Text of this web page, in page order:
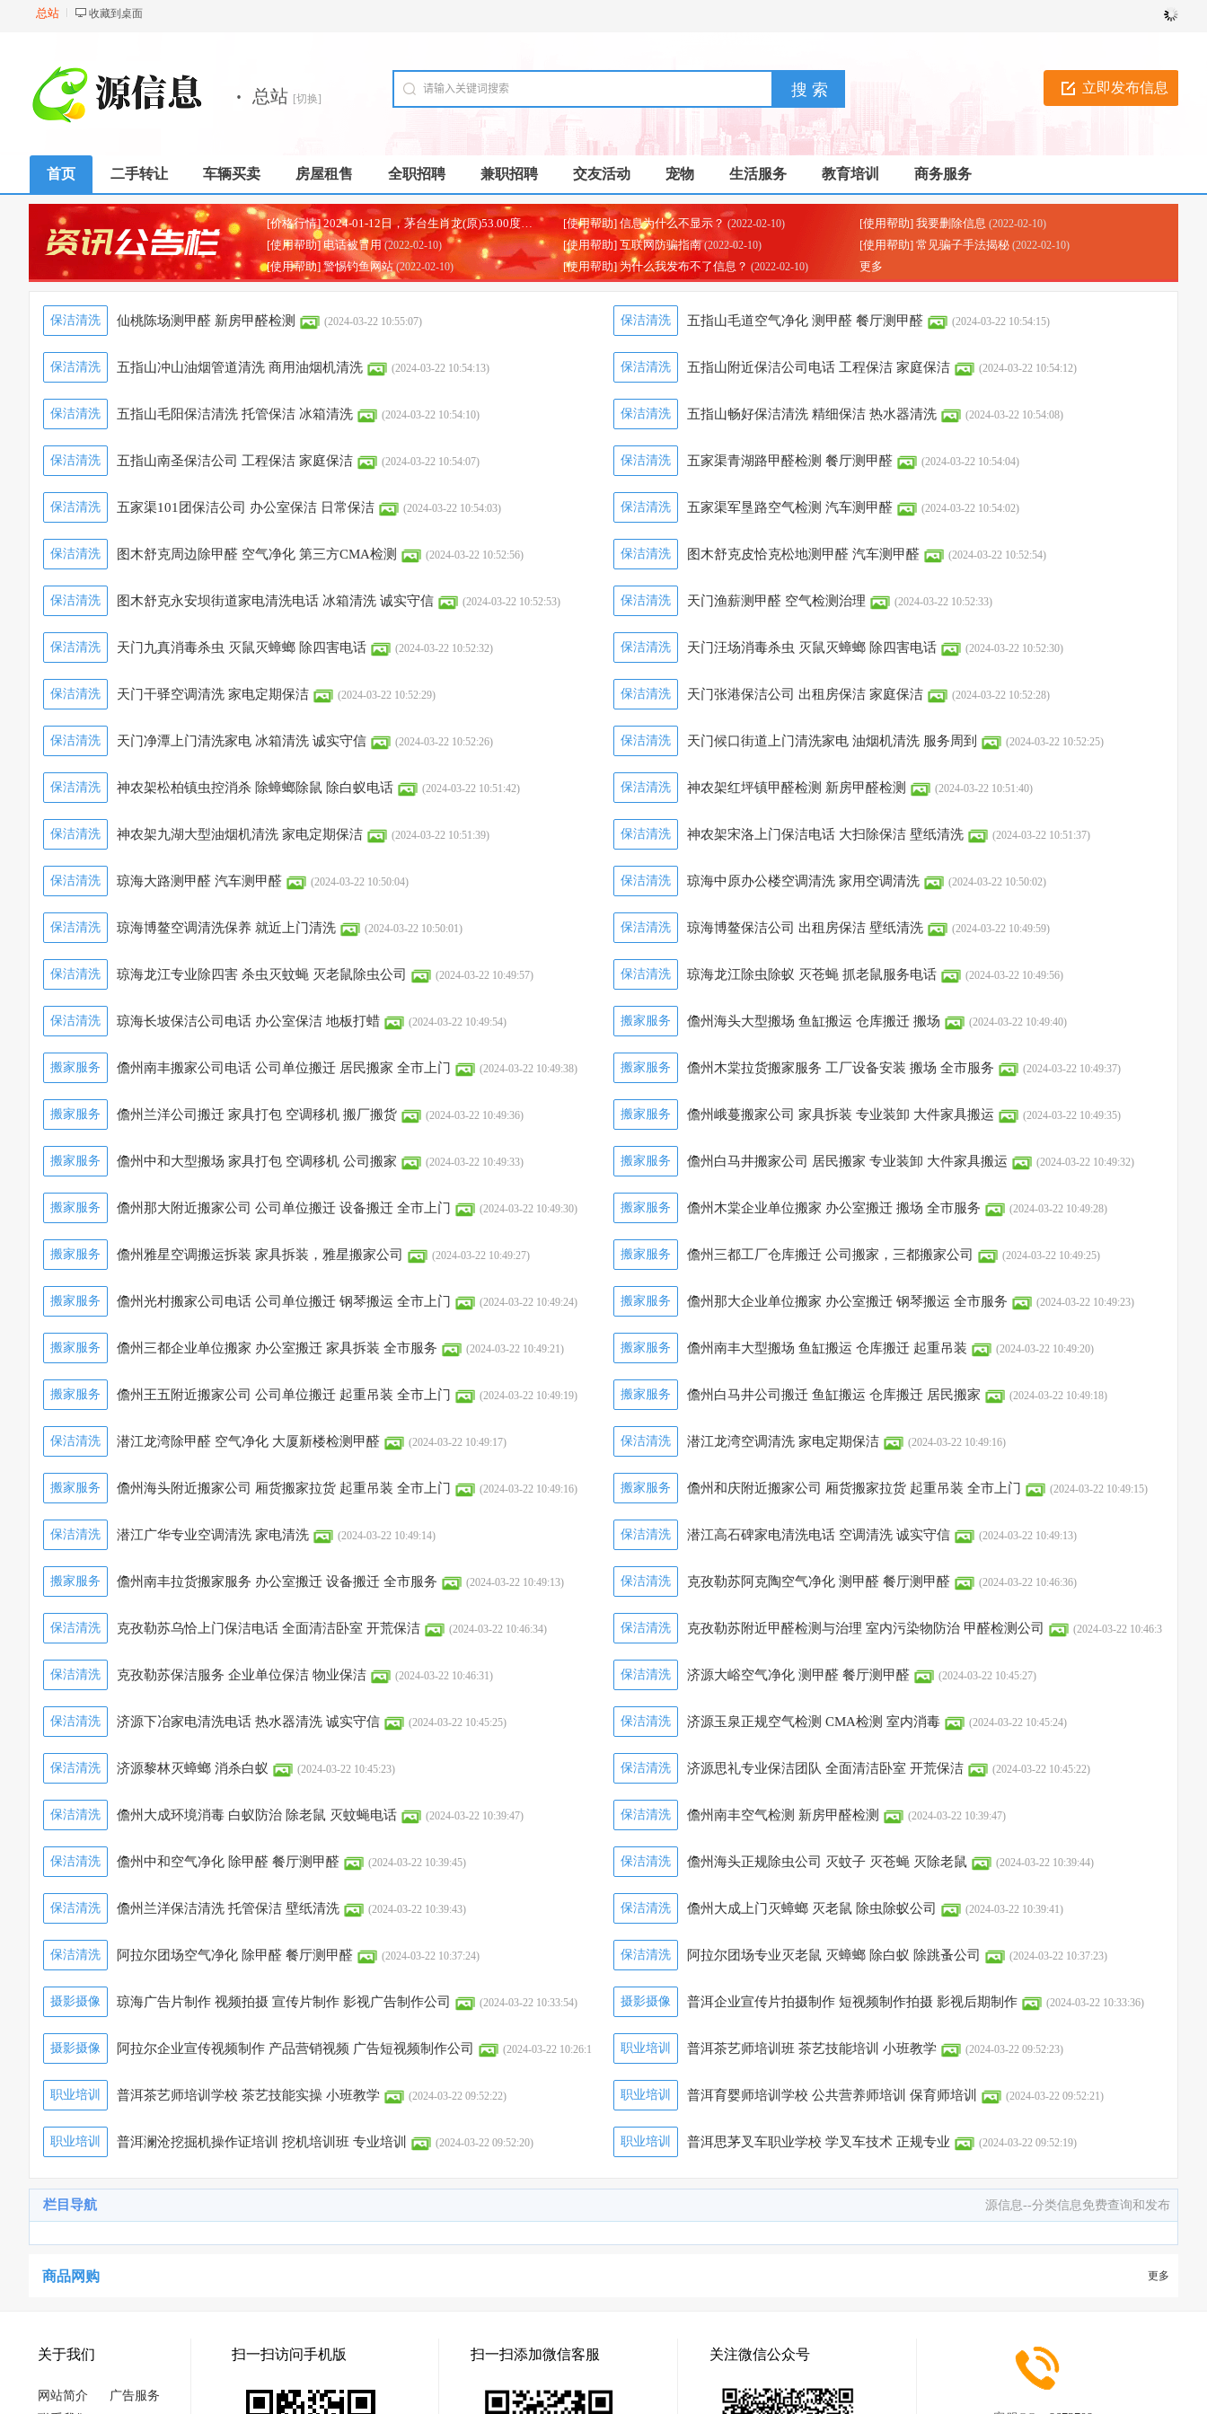
总站 收藏到桌面
立即发布信息
· 总站 [切换]
首页 二手转让 车辆买卖 房屋租售 全职招聘 兼职招聘 交友活动 宠物 生活服务 教育培训 商务服务
[价格行情] 2024-01-12日，茅台生肖龙(原)53.00度酒每瓶的价格是多少呢？ (2024-01-12)
[使用帮助] 信息为什么不显示？ (2022-02-10) [使用帮助] 我要删除信息 (2022-02-10)
[使用帮助] 电话被冒用 (2022-02-10) [使用帮助] 互联网防骗指南 (2022-02-10) [使用帮助] 常见骗子手法揭秘 (2022-02-10)
[使用帮助] 警惕钓鱼网站 (2022-02-10) [使用帮助] 为什么我发布不了信息？ (2022-02-10) 更多
保洁清洗 仙桃陈场测甲醛 新房甲醛检测 (2024-03-22 10:55:07) 保洁清洗 五指山毛道空气净化 测甲醛 餐厅测甲醛 (2024-03-22 10:54:15)
保洁清洗 五指山冲山油烟管道清洗 商用油烟机清洗 (2024-03-22 10:54:13) 保洁清洗 五指山附近保洁公司电话 工程保洁 家庭保洁 (2024-03-22 10:54:12)
保洁清洗 五指山毛阳保洁清洗 托管保洁 冰箱清洗 (2024-03-22 10:54:10) 保洁清洗 五指山畅好保洁清洗 精细保洁 热水器清洗 (2024-03-22 10:54:08)
保洁清洗 五指山南圣保洁公司 工程保洁 家庭保洁 (2024-03-22 10:54:07) 保洁清洗 五家渠青湖路甲醛检测 餐厅测甲醛 (2024-03-22 10:54:04)
保洁清洗 五家渠101团保洁公司 办公室保洁 日常保洁 (2024-03-22 10:54:03) 保洁清洗 五家渠军垦路空气检测 汽车测甲醛 (2024-03-22 10:54:02)
保洁清洗 图木舒克周边除甲醛 空气净化 第三方CMA检测 (2024-03-22 10:52:56) 保洁清洗 图木舒克皮恰克松地测甲醛 汽车测甲醛 (2024-03-22 10:52:54)
保洁清洗 图木舒克永安坝街道家电清洗电话 冰箱清洗 诚实守信 (2024-03-22 10:52:53) 保洁清洗 天门渔薪测甲醛 空气检测治理 (2024-03-22 10:52:33)
保洁清洗 天门九真消毒杀虫 灭鼠灭蟑螂 除四害电话 (2024-03-22 10:52:32) 保洁清洗 天门汪场消毒杀虫 灭鼠灭蟑螂 除四害电话 (2024-03-22 10:52:30)
保洁清洗 天门干驿空调清洗 家电定期保洁 (2024-03-22 10:52:29) 保洁清洗 天门张港保洁公司 出租房保洁 家庭保洁 (2024-03-22 10:52:28)
保洁清洗 天门净潭上门清洗家电 冰箱清洗 诚实守信 (2024-03-22 10:52:26) 保洁清洗 天门候口街道上门清洗家电 油烟机清洗 服务周到 (2024-03-22 10:52:25)
保洁清洗 神农架松柏镇虫控消杀 除蟑螂除鼠 除白蚁电话 (2024-03-22 10:51:42) 保洁清洗 神农架红坪镇甲醛检测 新房甲醛检测 (2024-03-22 10:51:40)
保洁清洗 神农架九湖大型油烟机清洗 家电定期保洁 (2024-03-22 10:51:39) 保洁清洗 神农架宋洛上门保洁电话 大扫除保洁 壁纸清洗 (2024-03-22 10:51:37)
保洁清洗 琼海大路测甲醛 汽车测甲醛 (2024-03-22 10:50:04) 保洁清洗 琼海中原办公楼空调清洗 家用空调清洗 (2024-03-22 10:50:02)
保洁清洗 琼海博鳌空调清洗保养 就近上门清洗 (2024-03-22 10:50:01) 保洁清洗 琼海博鳌保洁公司 出租房保洁 壁纸清洗 (2024-03-22 10:49:59)
保洁清洗 琼海龙江专业除四害 杀虫灭蚊蝇 灭老鼠除虫公司 (2024-03-22 10:49:57) 保洁清洗 琼海龙江除虫除蚁 灭苍蝇 抓老鼠服务电话 (2024-03-22 10:49:56)
保洁清洗 琼海长坡保洁公司电话 办公室保洁 地板打蜡 (2024-03-22 10:49:54) 搬家服务 儋州海头大型搬场 鱼缸搬运 仓库搬迁 搬场 (2024-03-22 10:49:40)
搬家服务 儋州南丰搬家公司电话 公司单位搬迁 居民搬家 全市上门 (2024-03-22 10:49:38) 搬家服务 儋州木棠拉货搬家服务 工厂设备安装 搬场 全市服务 (2024-03-22 10:49:37)
搬家服务 儋州兰洋公司搬迁 家具打包 空调移机 搬厂搬货 (2024-03-22 10:49:36) 搬家服务 儋州峨蔓搬家公司 家具拆装 专业装卸 大件家具搬运 (2024-03-22 10:49:35)
搬家服务 儋州中和大型搬场 家具打包 空调移机 公司搬家 (2024-03-22 10:49:33) 搬家服务 儋州白马井搬家公司 居民搬家 专业装卸 大件家具搬运 (2024-03-22 10:49:32)
搬家服务 儋州那大附近搬家公司 公司单位搬迁 设备搬迁 全市上门 (2024-03-22 10:49:30) 搬家服务 儋州木棠企业单位搬家 办公室搬迁 搬场 全市服务 (2024-03-22 10:49:28)
搬家服务 儋州雅星空调搬运拆装 家具拆装，雅星搬家公司 (2024-03-22 10:49:27) 搬家服务 儋州三都工厂仓库搬迁 公司搬家，三都搬家公司 (2024-03-22 10:49:25)
搬家服务 儋州光村搬家公司电话 公司单位搬迁 钢琴搬运 全市上门 (2024-03-22 10:49:24) 搬家服务 儋州那大企业单位搬家 办公室搬迁 钢琴搬运 全市服务 (2024-03-22 10:49:23)
搬家服务 儋州三都企业单位搬家 办公室搬迁 家具拆装 全市服务 (2024-03-22 10:49:21) 搬家服务 儋州南丰大型搬场 鱼缸搬运 仓库搬迁 起重吊装 (2024-03-22 10:49:20)
搬家服务 儋州王五附近搬家公司 公司单位搬迁 起重吊装 全市上门 (2024-03-22 10:49:19) 搬家服务 儋州白马井公司搬迁 鱼缸搬运 仓库搬迁 居民搬家 (2024-03-22 10:49:18)
保洁清洗 潜江龙湾除甲醛 空气净化 大厦新楼检测甲醛 (2024-03-22 10:49:17) 保洁清洗 潜江龙湾空调清洗 家电定期保洁 (2024-03-22 10:49:16)
搬家服务 儋州海头附近搬家公司 厢货搬家拉货 起重吊装 全市上门 (2024-03-22 10:49:16) 搬家服务 儋州和庆附近搬家公司 厢货搬家拉货 起重吊装 全市上门 (2024-03-22 10:49:15)
保洁清洗 潜江广华专业空调清洗 家电清洗 (2024-03-22 10:49:14) 保洁清洗 潜江高石碑家电清洗电话 空调清洗 诚实守信 (2024-03-22 10:49:13)
搬家服务 儋州南丰拉货搬家服务 办公室搬迁 设备搬迁 全市服务 (2024-03-22 10:49:13) 保洁清洗 克孜勒苏阿克陶空气净化 测甲醛 餐厅测甲醛 (2024-03-22 10:46:36)
保洁清洗 克孜勒苏乌恰上门保洁电话 全面清洁卧室 开荒保洁 (2024-03-22 10:46:34) 保洁清洗 克孜勒苏附近甲醛检测与治理 室内污染物防治 甲醛检测公司 (2024-03-22 10:46:3
保洁清洗 克孜勒苏保洁服务 企业单位保洁 物业保洁 (2024-03-22 10:46:31) 保洁清洗 济源大峪空气净化 测甲醛 餐厅测甲醛 (2024-03-22 10:45:27)
保洁清洗 济源下冶家电清洗电话 热水器清洗 诚实守信 (2024-03-22 10:45:25) 保洁清洗 济源玉泉正规空气检测 CMA检测 室内消毒 (2024-03-22 10:45:24)
保洁清洗 济源黎林灭蟑螂 消杀白蚁 (2024-03-22 10:45:23) 保洁清洗 济源思礼专业保洁团队 全面清洁卧室 开荒保洁 (2024-03-22 10:45:22)
保洁清洗 儋州大成环境消毒 白蚁防治 除老鼠 灭蚊蝇电话 (2024-03-22 10:39:47) 保洁清洗 儋州南丰空气检测 新房甲醛检测 (2024-03-22 10:39:47)
保洁清洗 儋州中和空气净化 除甲醛 餐厅测甲醛 (2024-03-22 10:39:45) 保洁清洗 儋州海头正规除虫公司 灭蚊子 灭苍蝇 灭除老鼠 (2024-03-22 10:39:44)
保洁清洗 儋州兰洋保洁清洗 托管保洁 壁纸清洗 (2024-03-22 10:39:43) 保洁清洗 儋州大成上门灭蟑螂 灭老鼠 除虫除蚁公司 (2024-03-22 10:39:41)
保洁清洗 阿拉尔团场空气净化 除甲醛 餐厅测甲醛 (2024-03-22 10:37:24) 保洁清洗 阿拉尔团场专业灭老鼠 灭蟑螂 除白蚁 除跳蚤公司 (2024-03-22 10:37:23)
摄影摄像 琼海广告片制作 视频拍摄 宣传片制作 影视广告制作公司 (2024-03-22 10:33:54) 摄影摄像 普洱企业宣传片拍摄制作 短视频制作拍摄 影视后期制作 (2024-03-22 10:33:36)
摄影摄像 阿拉尔企业宣传视频制作 产品营销视频 广告短视频制作公司 (2024-03-22 10:26:1 职业培训 普洱茶艺师培训班 茶艺技能培训 小班教学 (2024-03-22 09:52:23)
职业培训 普洱茶艺师培训学校 茶艺技能实操 小班教学 (2024-03-22 09:52:22) 职业培训 普洱育婴师培训学校 公共营养师培训 保育师培训 (2024-03-22 09:52:21)
职业培训 普洱澜沧挖掘机操作证培训 挖机培训班 专业培训 (2024-03-22 09:52:20) 职业培训 普洱思茅叉车职业学校 学叉车技术 正规专业 (2024-03-22 09:52:19)
栏目导航 源信息--分类信息免费查询和发布
商品网购 更多
关于我们
网站简介
广告服务
扫一扫访问手机版 扫一扫添加微信客服 关注微信公众号